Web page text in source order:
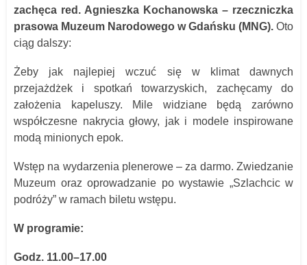
zachęca red. Agnieszka Kochanowska – rzeczniczka
prasowa Muzeum Narodowego w Gdańsku (MNG). Oto
ciąg dalszy:
Żeby jak najlepiej wczuć się w klimat dawnych
przejażdżek i spotkań towarzyskich, zachęcamy do
założenia kapeluszy. Mile widziane będą zarówno
współczesne nakrycia głowy, jak i modele inspirowane
modą minionych epok.
Wstęp na wydarzenia plenerowe – za darmo.Zwiedzanie
Muzeum oraz oprowadzanie po wystawie „Szlachcic w
podróży” w ramach biletu wstępu.
W programie:
Godz. 11.00–17.00